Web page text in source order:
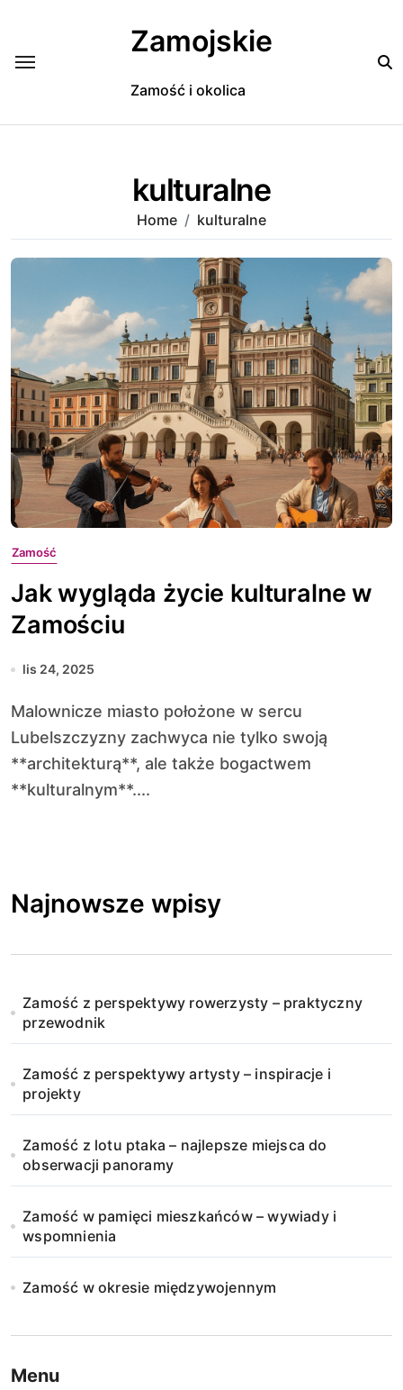
Zamojskie
Zamość i okolica
kulturalne
Home kulturalne
Zamość
Jak wygląda życie kulturalne w
Zamościu
lis 24, 2025
Malownicze miasto położone w sercu
Lubelszczyzny zachwyca nie tylko swoją
**architekturą**, ale także bogactwem
**kulturalnym**....
Najnowsze wpisy
Zamość z perspektywy rowerzysty – praktyczny
przewodnik
Zamość z perspektywy artysty – inspiracje i
projekty
Zamość z lotu ptaka – najlepsze miejsca do
obserwacji panoramy
Zamość w pamięci mieszkańców – wywiady i
wspomnienia
Zamość w okresie międzywojennym
Menu